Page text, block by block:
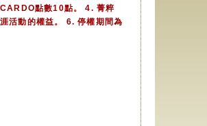
點數10點。 4. 菁粹
活動的權益。 6. 停權期間為